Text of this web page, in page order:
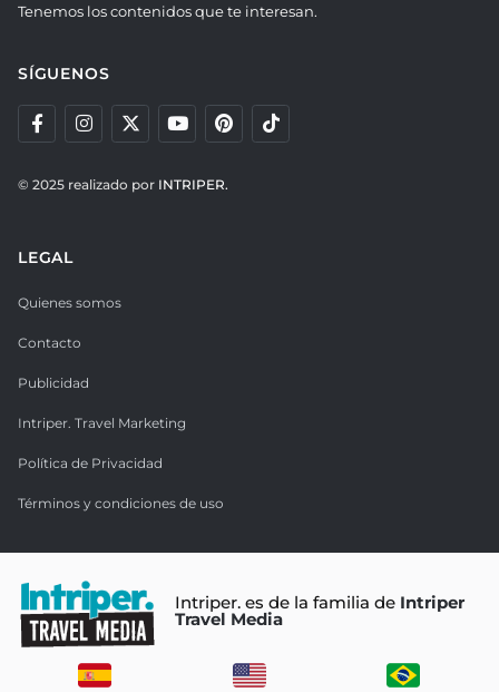
Tenemos los contenidos que te interesan.
SÍGUENOS
© 2025 realizado por INTRIPER.
LEGAL
Quienes somos
Contacto
Publicidad
Intriper. Travel Marketing
Política de Privacidad
Términos y condiciones de uso
Intriper. es de la familia de Intriper
Travel Media